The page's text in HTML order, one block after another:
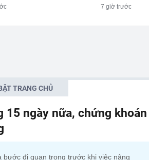
7 giờ trước
TRANG CHỦ
15 ngày nữa, chứng
bước đi quan trọng trước khi việc nâng